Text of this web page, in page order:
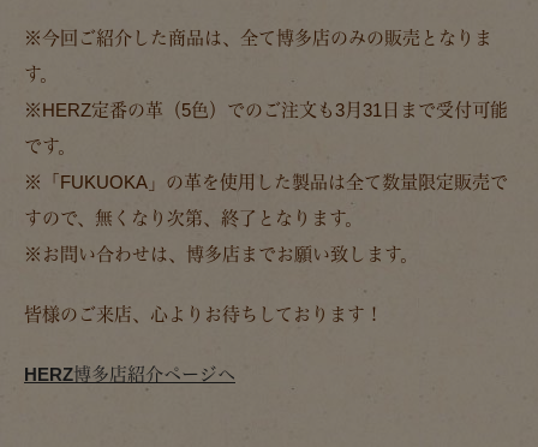
※今回ご紹介した商品は、全て博多店のみの販売となりま
す。
※HERZ定番の革（5色）でのご注文も3月31日まで受付可能
です。
※「FUKUOKA」の革を使用した製品は全て数量限定販売で
すので、無くなり次第、終了となります。
※お問い合わせは、博多店までお願い致します。
皆様のご来店、心よりお待ちしております！
HERZ博多店紹介ページへ